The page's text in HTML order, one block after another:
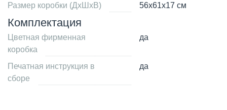
Размер коробки (ДxШxВ) 56x61x17 см
Комплектация
Цветная фирменная
коробка
да
Печатная инструкция в
сборе
да